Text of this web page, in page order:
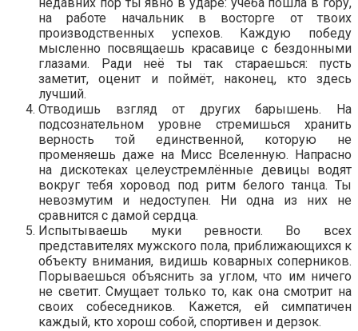
недавних пор ты явно в ударе: учёба пошла в гору,
на работе начальник в восторге от твоих
производственных успехов. Каждую победу
мысленно посвящаешь красавице с бездонными
глазами. Ради неё ты так стараешься: пусть
заметит, оценит и поймёт, наконец, кто здесь
лучший.
Отводишь взгляд от других барышень. На
подсознательном уровне стремишься хранить
верность той единственной, которую не
променяешь даже на Мисс Вселенную. Напрасно
на дискотеках целеустремлённые девицы водят
вокруг тебя хоровод под ритм белого танца. Ты
невозмутим и недоступен. Ни одна из них не
сравнится с дамой сердца.
Испытываешь муки ревности. Во всех
представителях мужского пола, приближающихся к
объекту внимания, видишь коварных соперников.
Порываешься объяснить за углом, что им ничего
не светит. Смущает только то, как она смотрит на
своих собеседников. Кажется, ей симпатичен
каждый, кто хорош собой, спортивен и дерзок.